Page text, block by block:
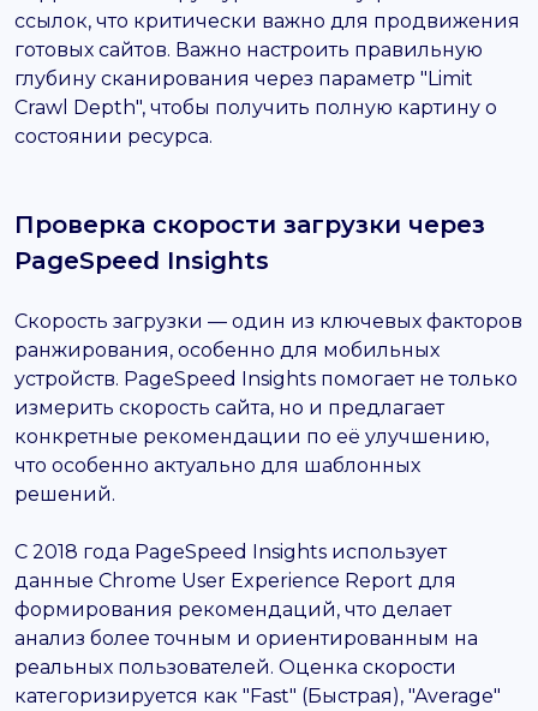
ссылок, что критически важно для продвижения
готовых сайтов. Важно настроить правильную
глубину сканирования через параметр "Limit
Crawl Depth", чтобы получить полную картину о
состоянии ресурса.
Проверка скорости загрузки через
PageSpeed Insights
Скорость загрузки — один из ключевых факторов
ранжирования, особенно для мобильных
устройств. PageSpeed Insights помогает не только
измерить скорость сайта, но и предлагает
конкретные рекомендации по её улучшению,
что особенно актуально для шаблонных
решений.
С 2018 года PageSpeed Insights использует
данные Chrome User Experience Report для
формирования рекомендаций, что делает
анализ более точным и ориентированным на
реальных пользователей. Оценка скорости
категоризируется как "Fast" (Быстрая), "Average"